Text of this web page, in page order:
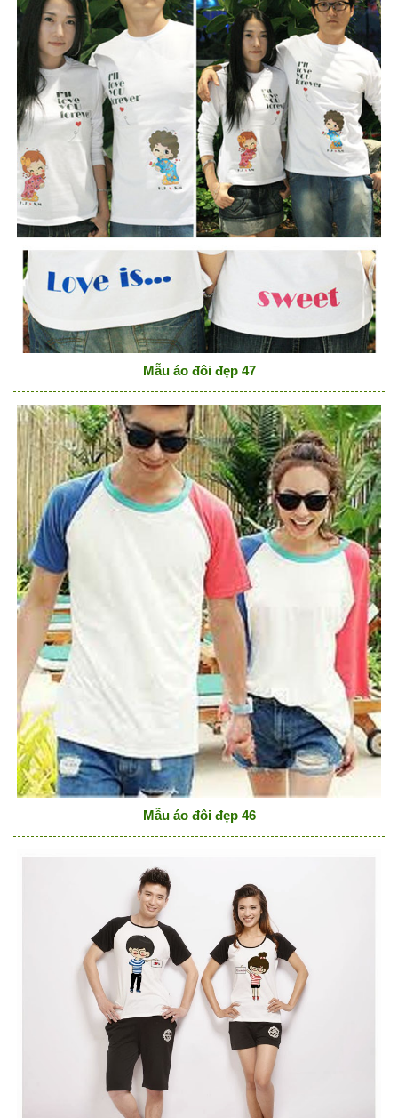
Mẫu áo đôi đẹp 47
Mẫu áo đôi đẹp 46